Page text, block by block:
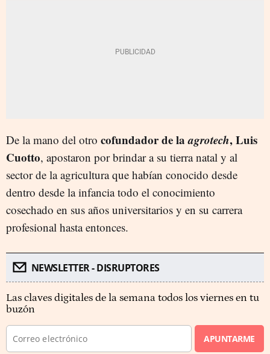
De la mano del otro cofundador de laagrotech, Luis
Cuotto, apostaron por brindar a su tierra natal y al
sector de la agricultura que habían conocido desde
dentro desde la infancia todo el conocimiento
cosechado en sus años universitarios y en su carrera
profesional hasta entonces.
NEWSLETTER - DISRUPTORES
Las claves digitales de la semana todos los viernes en tu
buzón
APUNTARME